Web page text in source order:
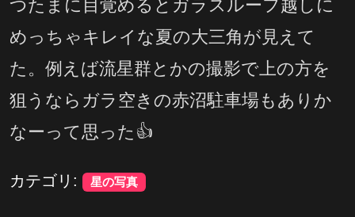
つたまに目覚めるとガラスルーフ越しに
めっちゃキレイな夏の大三角が見えて
た。例えば流星群とかの撮影で上の方を
狙うならガラ空きの赤沼駐車場もありか
なーって思った👍
カテゴリ: 星の写真